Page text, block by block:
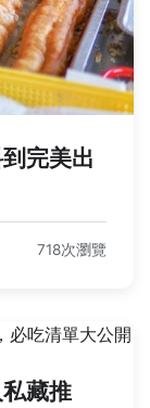
完美出
718次瀏覽
藏推